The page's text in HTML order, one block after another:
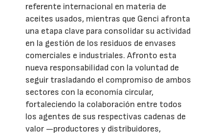
referente internacional en materia de
aceites usados, mientras que Genci afronta
una etapa clave para consolidar su actividad
en la gestión de los residuos de envases
comerciales e industriales. Afronto esta
nueva responsabilidad con la voluntad de
seguir trasladando el compromiso de ambos
sectores con la economía circular,
fortaleciendo la colaboración entre todos
los agentes de sus respectivas cadenas de
valor —productores y distribuidores,